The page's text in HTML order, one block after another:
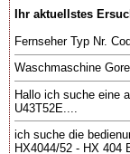
Ihr aktuellstes
Fernseher Typ Nr.
Waschmaschine
Hallo ich suche eine
U43T52E....
ich suche die
HX4044/52 - HX 404